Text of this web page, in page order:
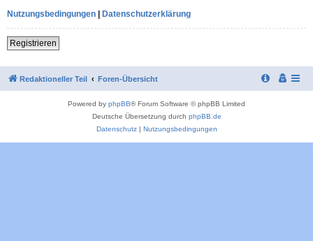
Nutzungsbedingungen | Datenschutzerklärung
Registrieren
Redaktioneller Teil Foren-Übersicht
Powered by phpBB® Forum Software © phpBB Limited
Deutsche Übersetzung durch phpBB.de
Datenschutz| Nutzungsbedingungen